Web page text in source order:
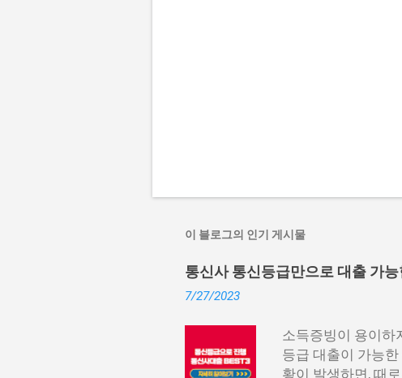
이 블로그의 인기 게시물
통신사 통신등급만으로 대출 가능
7/27/2023
소득증빙이 용이하
등급 대출이 가능
황이 발생하면, 때